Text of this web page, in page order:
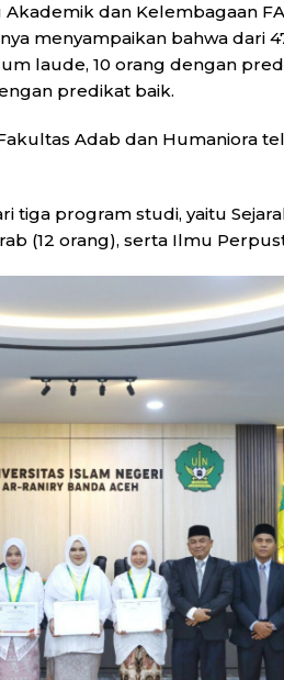
Akademik dan Kelembagaan
menyampaikan bahwa dari
laude, 10 orang dengan
predikat baik.
Adab dan Humaniora
tiga program studi, yaitu
(12 orang), serta Ilmu